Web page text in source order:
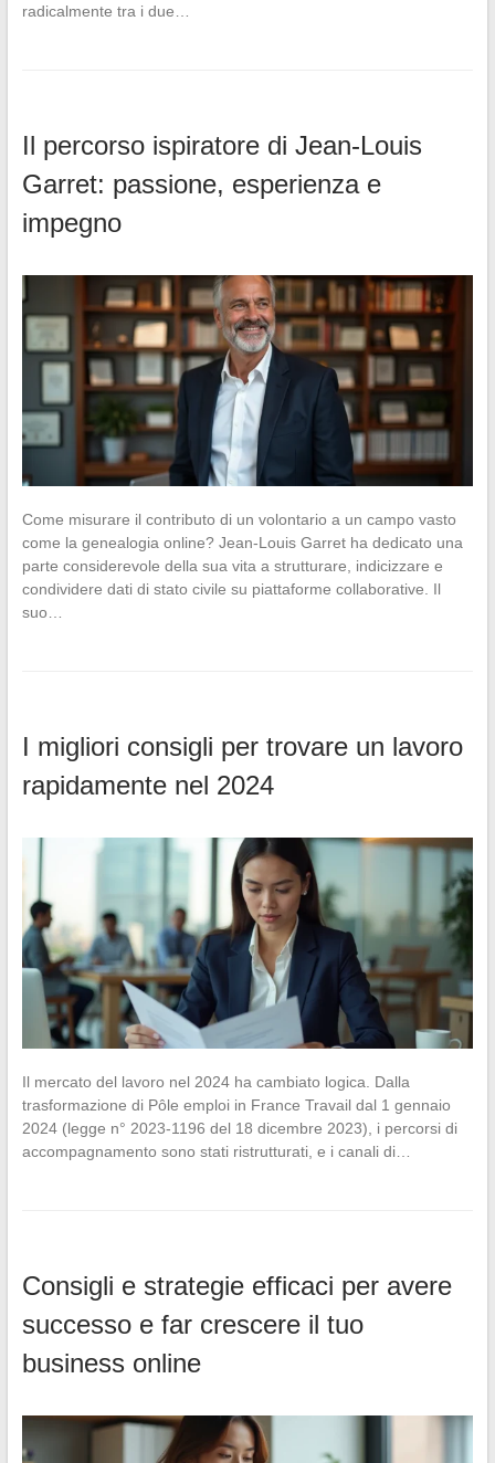
radicalmente tra i due…
Il percorso ispiratore di Jean-Louis
Garret: passione, esperienza e
impegno
Come misurare il contributo di un volontario a un campo vasto
come la genealogia online? Jean-Louis Garret ha dedicato una
parte considerevole della sua vita a strutturare, indicizzare e
condividere dati di stato civile su piattaforme collaborative. Il
suo…
I migliori consigli per trovare un lavoro
rapidamente nel 2024
Il mercato del lavoro nel 2024 ha cambiato logica. Dalla
trasformazione di Pôle emploi in France Travail dal 1 gennaio
2024 (legge n° 2023-1196 del 18 dicembre 2023), i percorsi di
accompagnamento sono stati ristrutturati, e i canali di…
Consigli e strategie efficaci per avere
successo e far crescere il tuo
business online